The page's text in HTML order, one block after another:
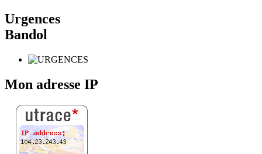
Urgences
Bandol
Mon adresse IP